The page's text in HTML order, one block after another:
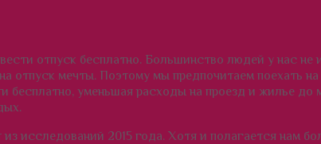
отпуск бесплатно. Большинство людей у нас не
отпуск мечты. Поэтому мы предпочитаем поехать
бесплатно, уменьшая расходы на проезд и жилье
исследований 2015 года. Хотя и полагается нам